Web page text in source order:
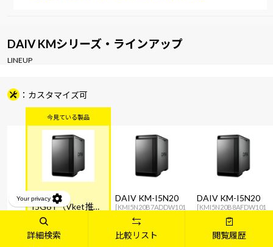
DAIV KMシリーズ・ラインアップ
LINEUP
カスタマイズ可
DAIV KM-
I5G6T（Vket推奨
PC）
[KMI5G6TB8AFDW104
DECVKET]
DAIV KM-I5N20
[KMI5N20B7ADDW101
DAIV KM-I5N20
[KMI5N20B8AFDW101
詳細検索 比較リスト 閲覧履歴